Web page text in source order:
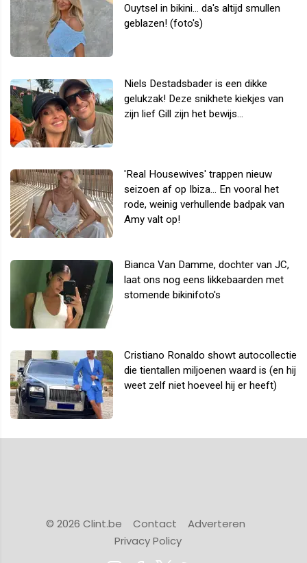
Ouytsel in bikini... da's altijd smullen
geblazen! (foto's)
Niels Destadsbader is een dikke
gelukzak! Deze snikhete kiekjes van
zijn lief Gill zijn het bewijs...
'Real Housewives' trappen nieuw
seizoen af op Ibiza... En vooral het
rode, weinig verhullende badpak van
Amy valt op!
Bianca Van Damme, dochter van JC,
laat ons nog eens likkebaarden met
stomende bikinifoto's
Cristiano Ronaldo showt autocollectie
die tientallen miljoenen waard is (en hij
weet zelf niet hoeveel hij er heeft)
© 2026 Clint.be Contact
Adverteren
Privacy Policy